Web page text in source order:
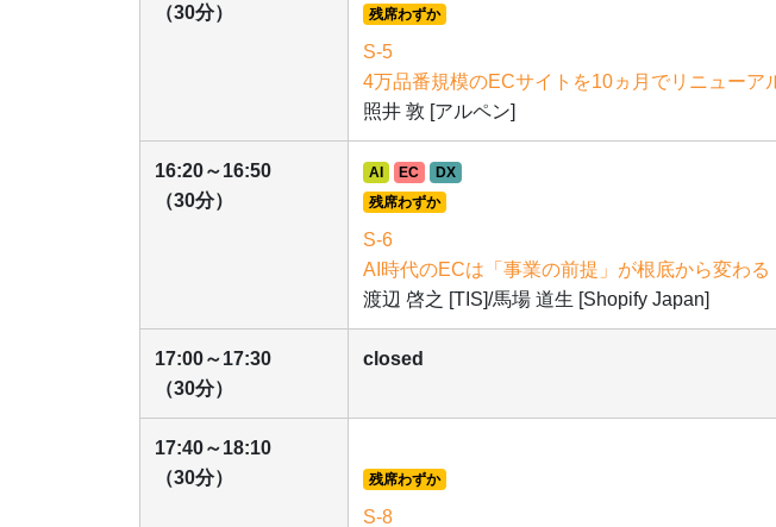
（30分）
残席わずか
S-5
4万品番規模のECサイトを10ヵ月でリニュー
照井 敦 [アルペン]
16:20～16:50
（30分）
AI EC
DX
残席わずか
S-6
AI時代のECは「事業の前提」が根底から変わ
渡辺 啓之 [TIS]/馬場 道生 [Shopify Japan]
17:00～17:30
（30分）
closed
17:40～18:10
（30分）
残席わずか
S-8